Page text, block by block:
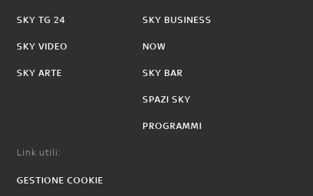
SKY TG 24
SKY VIDEO
SKY ARTE
SKY BUSINESS
NOW
SKY BAR
SPAZI SKY
PROGRAMMI
Link utili:
GESTIONE COOKIE